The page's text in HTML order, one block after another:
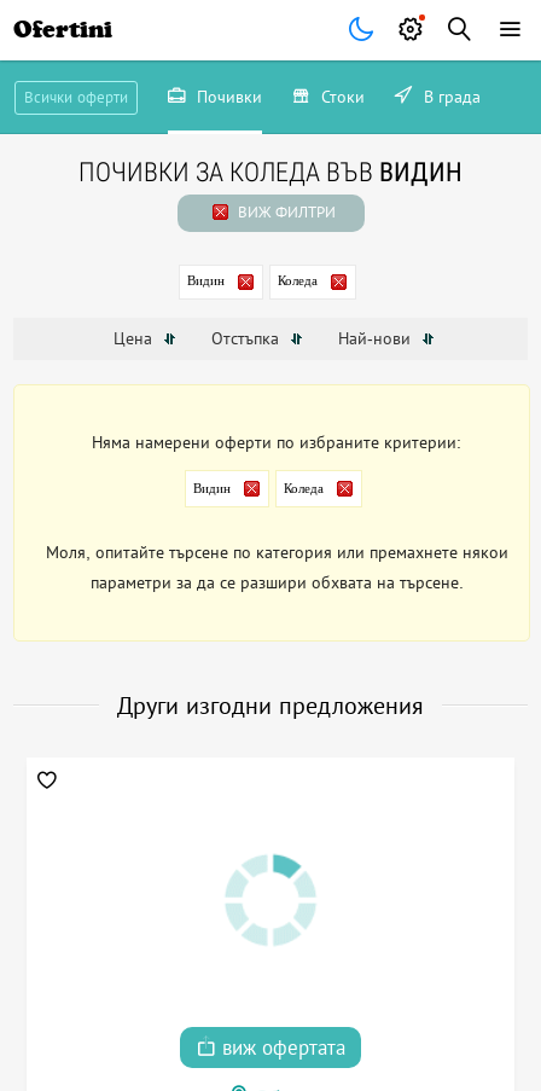
Ofertini
Всички оферти Почивки Стоки В града
ПОЧИВКИ ЗА КОЛЕДА ВЪВ ВИДИН
ВИЖ ФИЛТРИ
Видин Коледа
Цена Отстъпка Най-нови
Няма намерени оферти по избраните критерии:
Видин Коледа
Моля, опитайте търсене по категория или премахнете някои
параметри за да се разшири обхвата на търсене.
Други изгодни предложения
виж офертата